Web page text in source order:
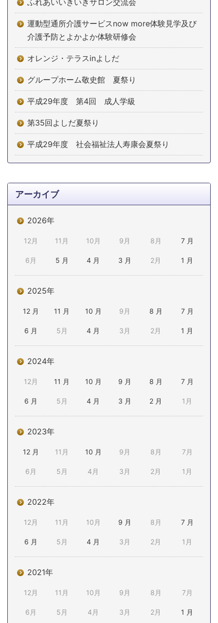
運動型通所介護サービスnow more体験見学及び
介護予防とよかよか体験研修会
オレンジ・テラスinよしだ
グループホーム敬史館 夏祭り
平成29年度 第4回 成人学級
第35回よしだ夏祭り
平成29年度 社会福祉法人寿康会夏祭り
アーカイブ
2026年
12月 11月 10月 9月 8月 7 月
6月 5 月 4 月 3 月 2月 1 月
2025年
12 月 11 月 10 月 9月 8 月 7 月
6 月 5月 4 月 3月 2月 1 月
2024年
12月 11 月 10 月 9 月 8 月 7 月
6 月 5月 4 月 3 月 2 月 1月
2023年
12 月 11月 10 月 9月 8月 7月
6月 5月 4月 3月 2月 1月
2022年
12月 11月 10月 9 月 8月 7 月
6 月 5月 4 月 3月 2月 1月
2021年
12月 11月 10月 9月 8月 7月
6月 5月 4月 3月 2月 1 月